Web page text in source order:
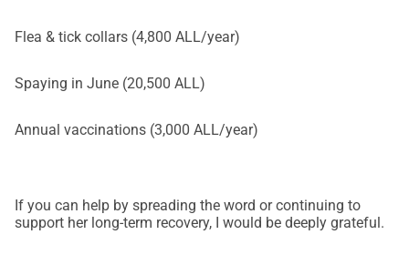
Flea & tick collars (4,800 ALL/year)
Spaying in June (20,500 ALL)
Annual vaccinations (3,000 ALL/year)
If you can help by spreading the word or continuing to
support her long-term recovery, I would be deeply grateful.